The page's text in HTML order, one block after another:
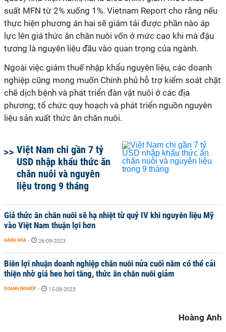
suất MFN từ 2% xuống 1%. Vietnam Report cho rằng nếu
thực hiện phương án hai sẽ giảm tải được phần nào áp
lực lên giá thức ăn chăn nuôi vốn ở mức cao khi mà đậu
tương là nguyên liệu đầu vào quan trọng của ngành.
Ngoài việc giảm thuế nhập khẩu nguyên liệu, các doanh
nghiệp cũng mong muốn Chính phủ hỗ trợ kiểm soát chặt
chẽ dịch bệnh và phát triển đàn vật nuôi ở các địa
phương; tổ chức quy hoạch và phát triển nguồn nguyên
liệu sản xuất thức ăn chăn nuôi.
Việt Nam chi gần 7 tỷ
USD nhập khẩu thức ăn
chăn nuôi và nguyên
liệu trong 9 tháng
Giá thức ăn chăn nuôi sẽ hạ nhiệt từ quý IV khi nguyên liệu Mỹ
vào Việt Nam thuận lợi hơn
HÀNG HÓA - 26-09-2023
Biên lợi nhuận doanh nghiệp chăn nuôi nửa cuối năm có thể cải
thiện nhờ giá heo hơi tăng, thức ăn chăn nuôi giảm
DOANH NGHIỆP - 15-08-2023
Hoàng Anh